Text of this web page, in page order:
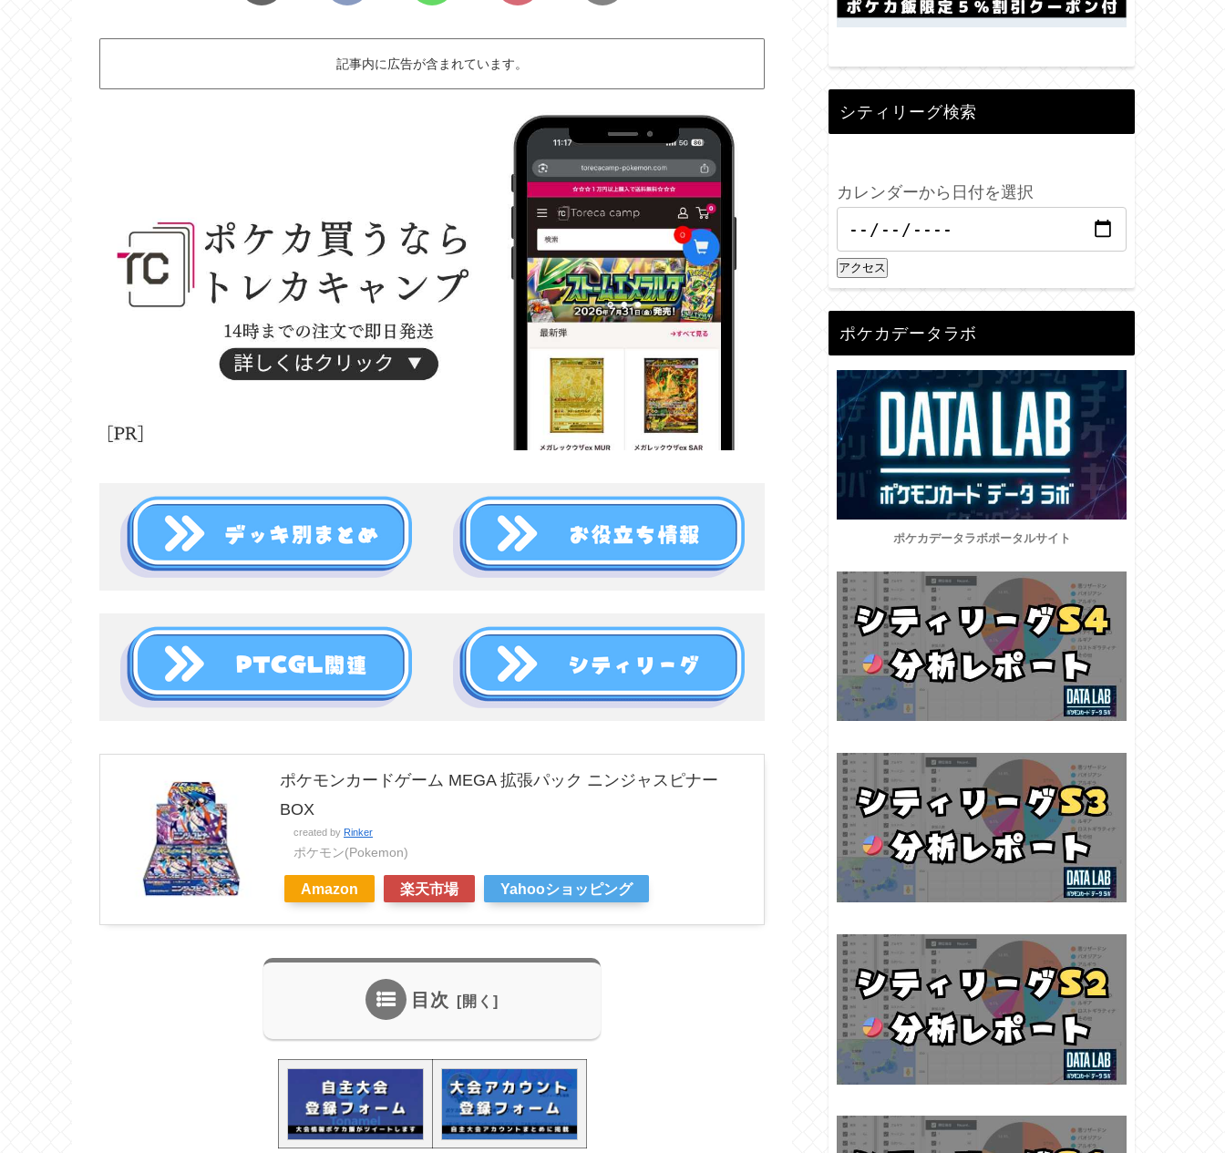
記事内に広告が含まれています。
ポケモンカードゲーム MEGA 拡張パック ニンジャスピナー
BOX
created by Rinker
ポケモン(Pokemon)
Amazon 楽天市場 Yahooショッピング
目次
シティリーグ検索
カレンダーから日付を選択
アクセス
ポケカデータラボ
ポケカデータラボポータルサイト